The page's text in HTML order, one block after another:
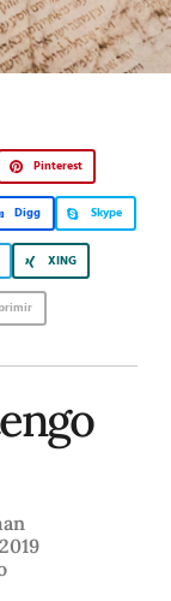
Pinterest
Digg Skype
XING